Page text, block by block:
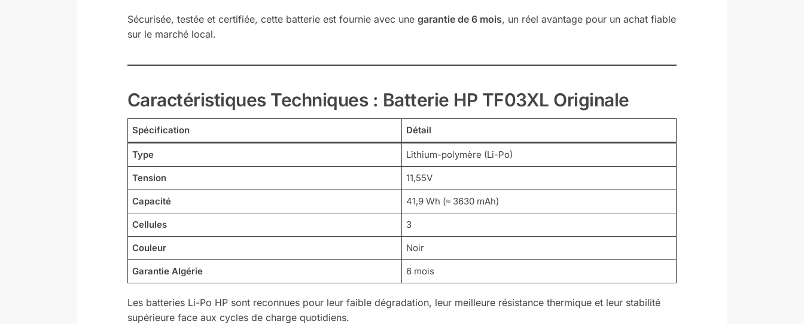
Sécurisée, testée et certifiée, cette batterie est fournie avec une garantie de 6 mois, un réel avantage pour un achat fiable
sur le marché local.
Caractéristiques Techniques : Batterie HP TF03XL Originale
Spécification Détail
Type Lithium-polymère (Li-Po)
Tension 11,55V
Capacité 41,9 Wh (≈ 3630 mAh)
Cellules 3
Couleur Noir
Garantie Algérie 6 mois
Les batteries Li-Po HP sont reconnues pour leur faible dégradation, leur meilleure résistance thermique et leur stabilité
supérieure face aux cycles de charge quotidiens.